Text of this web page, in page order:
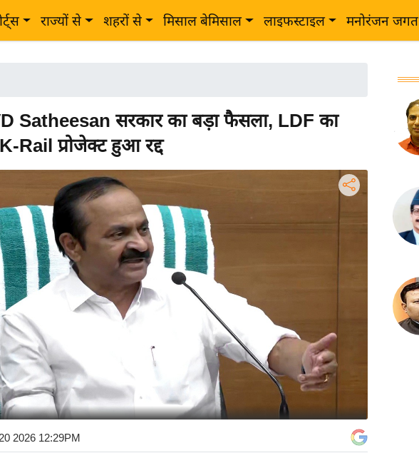
राज्यों से शहरों से मिसाल बेमिसाल लाइफस्टाइल मनोरंजन जगत
Satheesan सरकार का बड़ा फैसला, LDF का
K-Rail प्रोजेक्ट हुआ रद्द
2026 12:29PM